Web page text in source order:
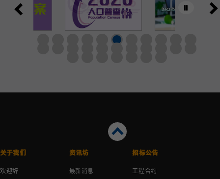
关于我们
欢迎辞
资讯坊
最新消息
招标公告
工程合约